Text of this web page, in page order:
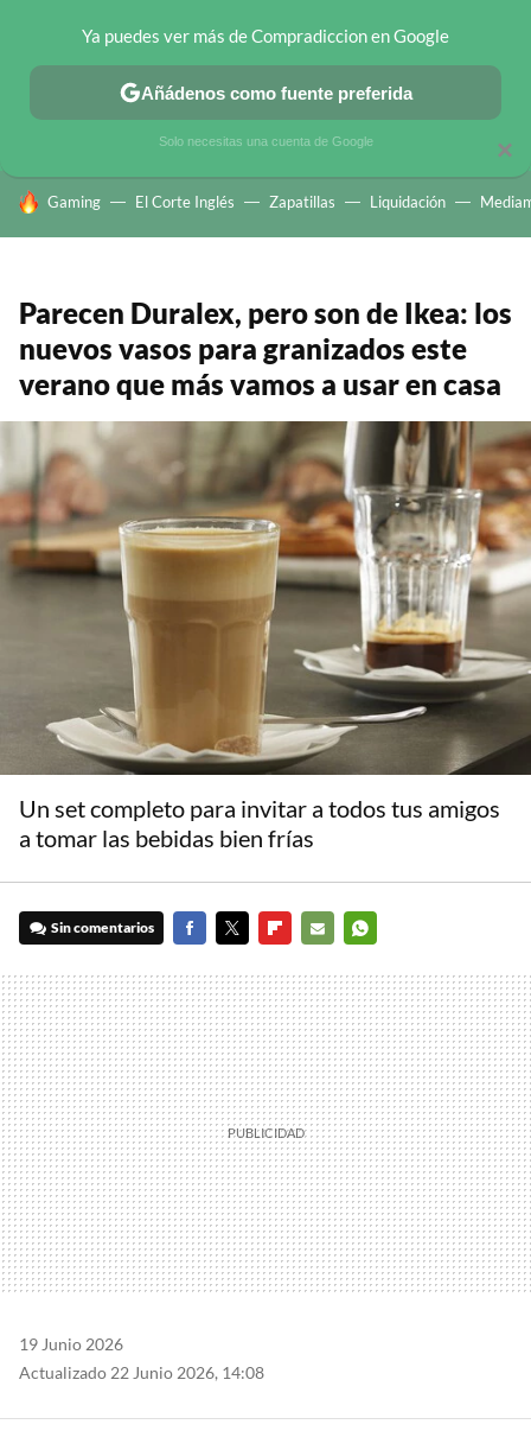
CHOLLOS TELEGRAM OFERTAS EN MÓVILES OFERTAS EN
HOY SE HABLA DE
Gaming El Corte Inglés Zapatillas Liquidación
Parecen Duralex, pero son de Ikea: los
nuevos vasos para granizados este
verano que más vamos a usar en casa
Un set completo para invitar a todos tus amigos
a tomar las bebidas bien frías
Sin comentarios
MAIL
19 Junio 2026
Actualizado 22 Junio 2026, 14:08
×
Ya puedes ver más de Compradiccion en Google
Añádenos como fuente preferida
Solo necesitas una cuenta de Google